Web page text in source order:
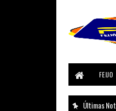
FEIJO
Últimas